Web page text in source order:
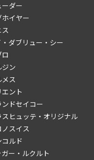
ーダー
ホイヤー
・ダブリュー・シー
ロ
ン
ス
エント
ンドセイコー
スヒュッテ・オリジナル
ノスイス
コルド
ガー・ルクルト